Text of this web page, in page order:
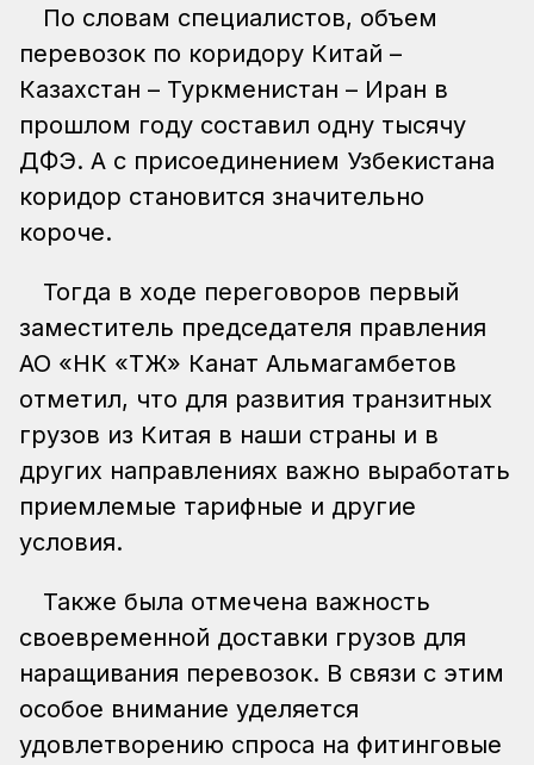
По словам специалистов, объем
перевозок по коридору Китай –
Казахстан – Туркменистан – Иран в
прошлом году составил одну тысячу
ДФЭ. А с присоединением Узбекистана
коридор становится значительно
короче.
Тогда в ходе переговоров первый
заместитель председателя правления
АО «НК «ҚТЖ» Канат Альмагамбетов
отметил, что для развития транзитных
грузов из Китая в наши страны и в
других направлениях важно выработать
приемлемые тарифные и другие
условия.
Также была отмечена важность
своевременной доставки грузов для
наращивания перевозок. В связи с этим
особое внимание уделяется
удовлетворению спроса на фитинговые